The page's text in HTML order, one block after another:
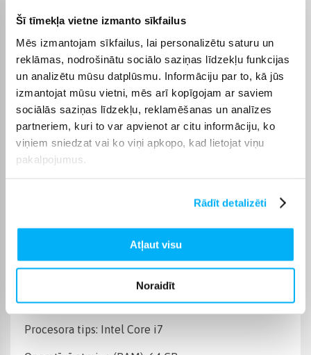
Šī tīmekļa vietne izmanto sīkfailus
Mēs izmantojam sīkfailus, lai personalizētu saturu un
reklāmas, nodrošinātu sociālo saziņas līdzekļu funkcijas
un analizētu mūsu datplūsmu. Informāciju par to, kā jūs
izmantojat mūsu vietni, mēs arī kopīgojam ar saviem
sociālās saziņas līdzekļu, reklamēšanas un analīzes
partneriem, kuri to var apvienot ar citu informāciju, ko
viņiem sniedzat vai ko viņi apkopo, kad lietojat viņu
pakalpojumus.
Rādīt detalizēti
Atļaut visu
Noraidīt
Komplektēšanas valsts Latvija
Operētājsistēma Be OS
Cietā diska ietilpība 500 GB
Operatīvā atmiņa, (RAM) 64 GB
Videokarte
Intel Core 7 / i7
Preces apraksts
Procesora tips: Intel Core i7